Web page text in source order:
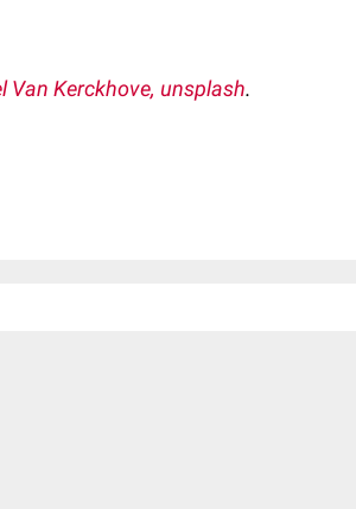
Van Kerckhove, unsplash.